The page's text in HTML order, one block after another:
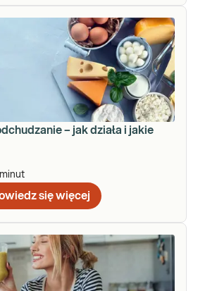
– jak działa i jakie
minut
się więcej